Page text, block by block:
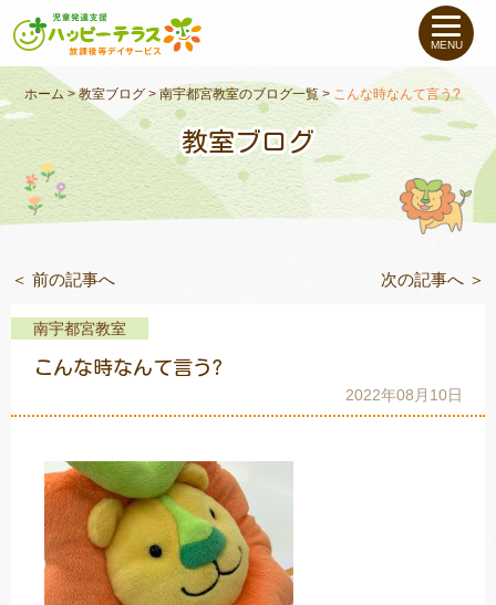
私たちについて
未就学のお子さま（０〜６才）
小学生〜高校生のお子さま
支援事例
教室一覧
トレキング
MENU
ホーム >教室ブログ>南宇都宮教室のブログ一覧> こんな時なんて言う?
教室ブログ
＜ 前の記事へ 次の記事へ ＞
南宇都宮教室
こんな時なんて言う?
2022年08月10日